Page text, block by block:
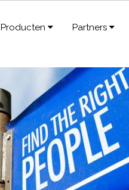
Producten Partners